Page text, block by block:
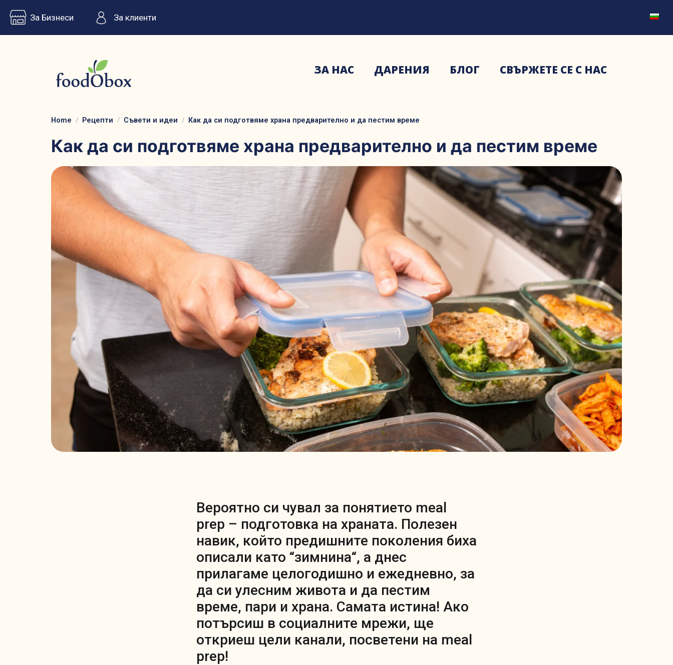
За Бизнеси За клиенти
ЗА НАС ДАРЕНИЯ БЛОГ СВЪРЖЕТЕ СЕ С НАС
Home Рецепти Съвети и идеи Как да си подготвяме храна предварително и да пестим време
Как да си подготвяме храна предварително и да пестим време
Вероятно си чувал за понятието meal
prep – подготовка на храната. Полезен
навик, който предишните поколения биха
описали като “зимнина“, а днес
прилагаме целогодишно и ежедневно, за
да си улесним живота и да пестим
време, пари и храна. Самата истина! Ако
потърсиш в социалните мрежи, ще
откриеш цели канали, посветени на meal
prep!